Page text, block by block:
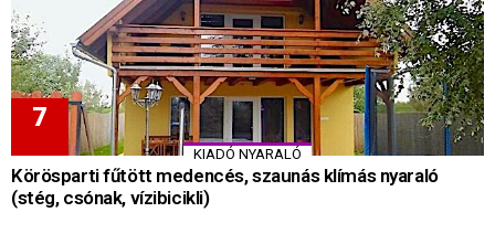
KIADÓ NYARALÓ
Körösparti fűtött medencés, szaunás klímás nyaraló
(stég, csónak, vízibicikli)